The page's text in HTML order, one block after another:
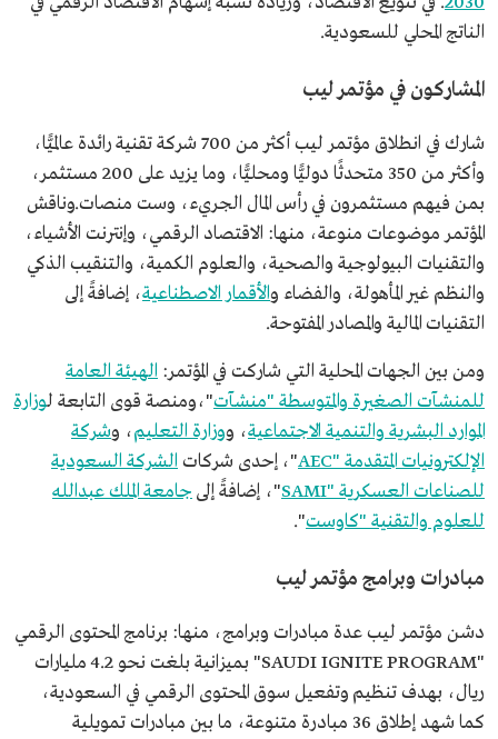
الناتج المحلي للسعودية.
المشاركون في مؤتمر ليب
شارك في انطلاق مؤتمر ليب أكثر من 700 شركة تقنية رائدة عالميًّا،
وأكثر من 350 متحدثًا دوليًّا ومحليًّا، وما يزيد على 200 مستثمر،
بمن فيهم مستثمرون في رأس المال الجريء، وست منصات.وناقش
المؤتمر موضوعات منوعة، منها: الاقتصاد الرقمي، وإنترنت الأشياء،
والتقنيات البيولوجية والصحية، والعلوم الكمية، والتنقيب الذكي
والنظم غير المأهولة، والفضاء والأقمار الاصطناعية، إضافةً إلى
التقنيات المالية والمصادر المفتوحة.
ومن بين الجهات المحلية التي شاركت في المؤتمر: الهيئة العامة
للمنشآت الصغيرة والمتوسطة "منشآت"،ومنصة قوى التابعة لوزارة
الموارد البشرية والتنمية الاجتماعية، ووزارة التعليم، وشركة
الإلكترونيات المتقدمة "AEC
"، إحدى شركات الشركة السعودية
للصناعات العسكرية "SAMI
"، إضافةً إلى جامعة الملك عبدالله
للعلوم والتقنية "كاوست".
مبادرات وبرامج مؤتمر ليب
دشن مؤتمر ليب عدة مبادرات وبرامج، منها: برنامج المحتوى الرقمي
"SAUDI IGNITE PROGRAM" بميزانية بلغت نحو 4.2 مليارات
ريال، بهدف تنظيم وتفعيل سوق المحتوى الرقمي في السعودية،
كما شهد إطلاق 36 مبادرة متنوعة، ما بين مبادرات تمويلية